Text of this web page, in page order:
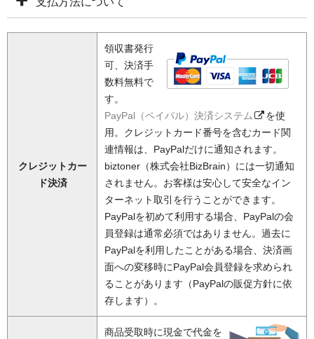
クレジットカー
ド決済
領収書発行
可、決済手
数料無料で
す。
PayPal（ペイパル）決済システム
を使
用。クレジットカード番号を含むカード関
連情報は、PayPalだけに通知されます。
biztoner（株式会社BizBrain）には一切通知
されません。お客様は安心して安全なイン
ターネット取引を行うことができます。
PayPalを初めて利用する場合、PayPalの会
員登録は通常必須ではありません。過去に
PayPalを利用したことがある場合、決済画
面への変移時にPayPal会員登録を求められ
ることがあります（PayPalの販促方針に依
存します）。
商品受取時に現金で代金を